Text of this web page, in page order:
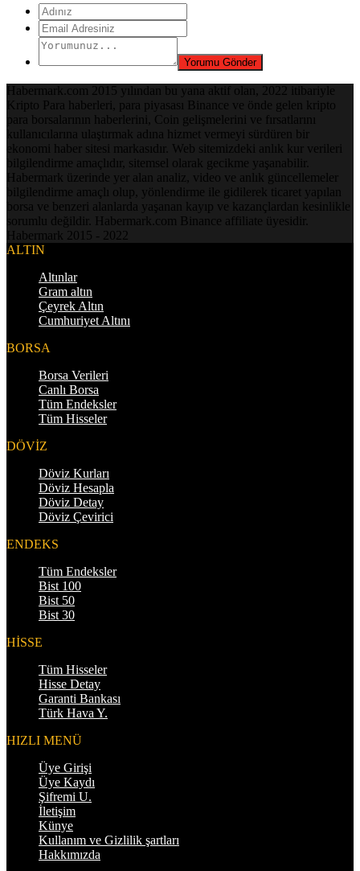
Habermark.com 2015 yılından bu yana aktif olan, 2022 itibariyle
Kripto Para haberleri, para piyasası Binance ve önde gelen kripto
para borsalarının haberlerini, Coin gelişmelerini ve fırsatlarını
kullanıcılarına ulaştırmak adına hizmet vermeyi sürdüren bir
ekonomi haber sitesi markasıdır. Web sitemizdeki anlık kur verileri
bilgilendirme amaçlıdır, sitemsel olarak gecikme yaşanabilir.
Habermark üzerinde yer alan analiz, video ve anlık güncellemeler
bilgilendirme amaçlı olup, yönlendirme ile gidilerek ticaret yapılan
borsa ve benzeri alanlarda yaşanan kayıp ve kazançlardan kesinlikle
sorumlu değildir. Habermark.com Binance affiliate üyesidir.
Habermark 2015 - 2022
ALTIN
Altınlar
Gram altın
Çeyrek Altın
Cumhuriyet Altını
BORSA
Borsa Verileri
Canlı Borsa
Tüm Endeksler
Tüm Hisseler
DÖVİZ
Döviz Kurları
Döviz Hesapla
Döviz Detay
Döviz Çevirici
ENDEKS
Tüm Endeksler
Bist 100
Bist 50
Bist 30
HİSSE
Tüm Hisseler
Hisse Detay
Garanti Bankası
Türk Hava Y.
HIZLI MENÜ
Üye Girişi
Üye Kaydı
Şifremi U.
İletişim
Künye
Kullanım ve Gizlilik şartları
Hakkımızda